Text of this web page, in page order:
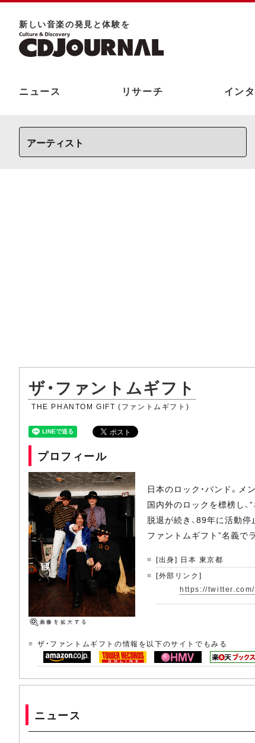
新しい⾳楽の発⾒と体験を
ニュース リサーチ イン
ザ・ファントムギフト
THE PHANTOM GIFT (ファントムギフト)
プロフィール
日本のロック・バンド。メ
国内外のロックを標榜し、
脱退が続き、89年に活動停
ファントムギフト”名義で
[出身] 日本 東京都
[外部リンク]
https://
ザ・ファントムギフトの情報を以下のサイトでもみる
ニュース